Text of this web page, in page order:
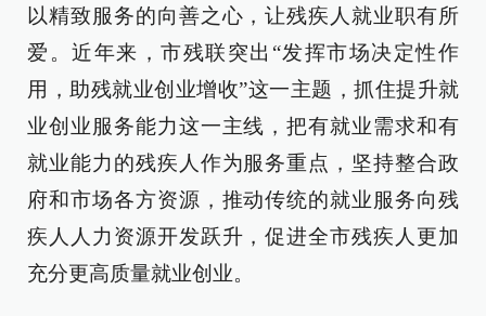
以精致服务的向善之心，让残疾人就业职有所
爱。近年来，市残联突出“发挥市场决定性作
用，助残就业创业增收”这一主题，抓住提升就
业创业服务能力这一主线，把有就业需求和有
就业能力的残疾人作为服务重点，坚持整合政
府和市场各方资源，推动传统的就业服务向残
疾人人力资源开发跃升，促进全市残疾人更加
充分更高质量就业创业。